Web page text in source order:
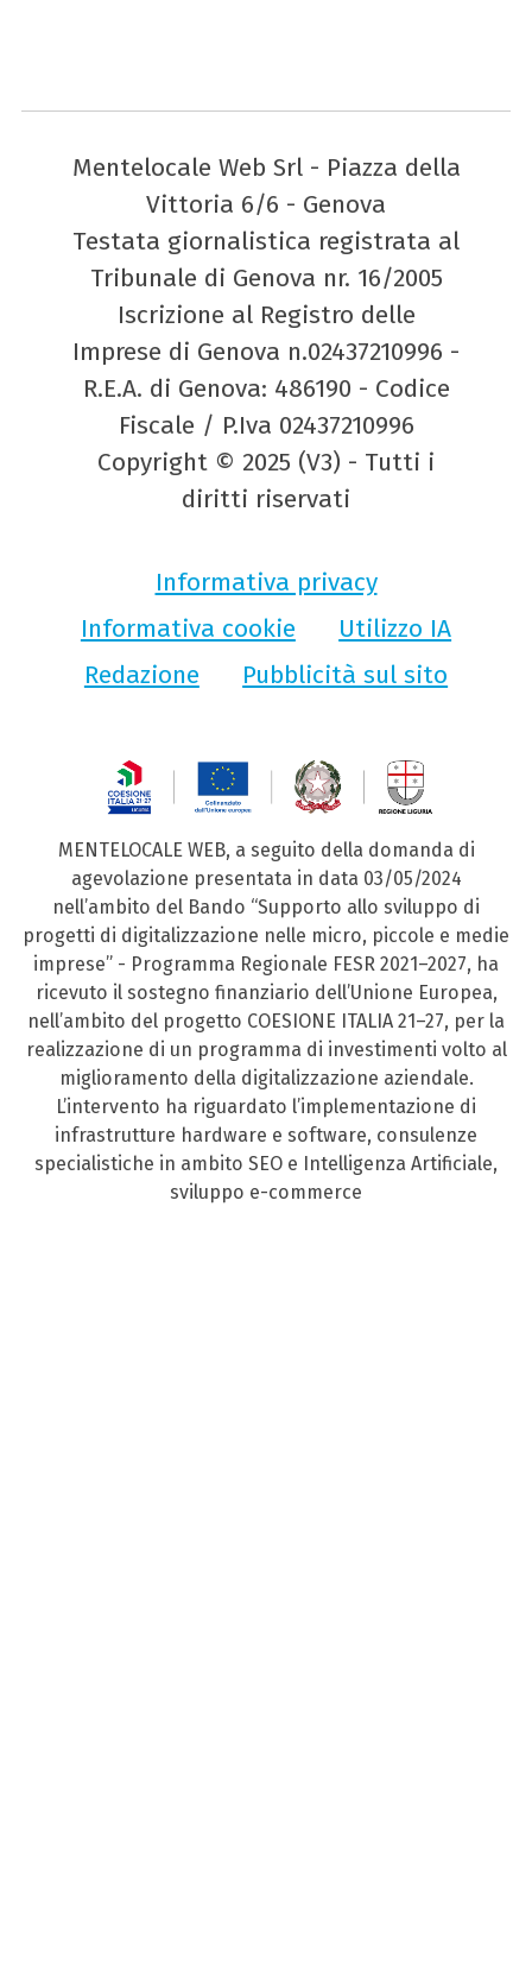
Mentelocale Web Srl - Piazza della
Vittoria 6/6 - Genova
Testata giornalistica registrata al
Tribunale di Genova nr. 16/2005
Iscrizione al Registro delle
Imprese di Genova n.02437210996 -
R.E.A. di Genova: 486190 - Codice
Fiscale / P.Iva 02437210996
Copyright © 2025 (V3) - Tutti i
diritti riservati
Informativa privacy
Informativa cookie
Utilizzo IA
Redazione
Pubblicità sul sito
MENTELOCALE WEB, a seguito della domanda di
agevolazione presentata in data 03/05/2024
nell’ambito del Bando “Supporto allo sviluppo di
progetti di digitalizzazione nelle micro, piccole e medie
imprese” - Programma Regionale FESR 2021–2027, ha
ricevuto il sostegno finanziario dell’Unione Europea,
nell’ambito del progetto COESIONE ITALIA 21–27, per la
realizzazione di un programma di investimenti volto al
miglioramento della digitalizzazione aziendale.
L’intervento ha riguardato l’implementazione di
infrastrutture hardware e software, consulenze
specialistiche in ambito SEO e Intelligenza Artificiale,
sviluppo e-commerce